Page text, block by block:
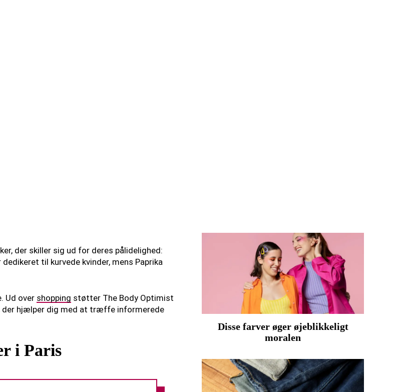
der skiller sig ud for deres pålidelighed:
til kurvede kvinder, mens Paprika
Ud over shopping støtter The Body Optimist
der hjælper dig med at træffe informerede
i Paris
Disse farver øger øjeblikkeligt
moralen